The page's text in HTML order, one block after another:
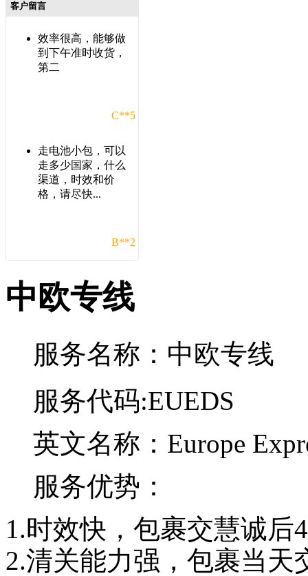
客户留言
效率很高，能够做
到下午准时收货，
第二
C**5
走电池小包，可以
走多少国家，什么
渠道，时效和价
格，请尽快...
B**2
在这发了几次货，
发现比之前几家货
代的价格优惠，以
C**1
想发一批带电池的
请问一下有什么渠
道可以...
匿名用户
希望你们网点多一
些，我天天发小包
到你...
中欧专线
服务名称：中欧专线
服务代码:EUEDS
英文名称：Europe
服务优势：
1.时效快，包裹交慧诚后
2.清关能力强，包裹当天